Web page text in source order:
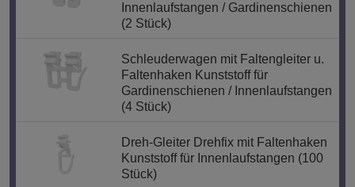
Innenlaufstangen / Gardinenschienen
(2 Stück)
Schleuderwagen mit Faltengleiter u.
Faltenhaken Kunststoff für
Gardinenschienen / Innenlaufstangen
(4 Stück)
Dreh-Gleiter Drehfix mit Faltenhaken
Kunststoff für Innenlaufstangen (100
Stück)